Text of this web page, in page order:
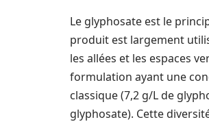
Le glyphosate est le
produit est largement
les allées et les espaces
formulation ayant une
classique (7,2 g/L de
glyphosate). Cette